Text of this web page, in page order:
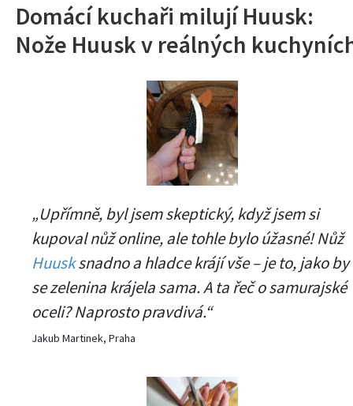
Domácí kuchaři milují Huusk:
Nože Huusk v reálných
„Upřímně, byl jsem skeptický, když jsem si
kupoval nůž online, ale tohle bylo úžasné! Nůž
Huusksnadno a hladce krájí vše – je to, jako by
se zelenina krájela sama. A ta řeč o samurajské
oceli? Naprosto pravdivá.“
Jakub Martinek, Praha